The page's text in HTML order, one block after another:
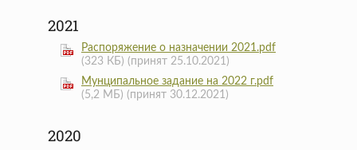
2021
Распоряжение о назначении 2021.pdf
(323 КБ) (принят 25.10.2021)
Мунципальное задание на 2022 г.pdf
(5,2 МБ) (принят 30.12.2021)
2020